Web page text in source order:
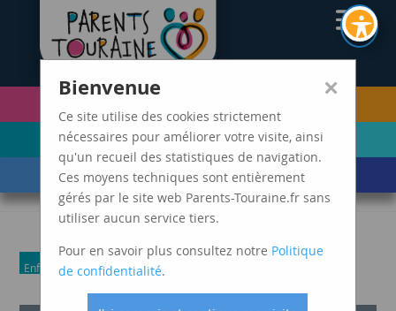
PETITE ENFANCE
(0-5 ANS)
ENFANCE
(6-11 ANS)
ADOLESCENCE ET
JEUNES ADULTES
LES ÉVÈNEMENTS
DE VIE MARDIS SPAGHETTI
Enfance Parents
×
Bienvenue
Ce site utilise des cookies strictement
nécessaires pour améliorer votre visite, ainsi
qu'un recueil des statistiques de navigation.
Ces moyens techniques sont entièrement
gérés par le site web Parents-Touraine.fr sans
utiliser aucun service tiers.
Pour en savoir plus consultez notre Politique
de confidentialité.